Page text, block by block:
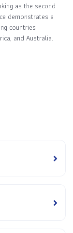
as the second
demonstrates a
countries
and Australia.